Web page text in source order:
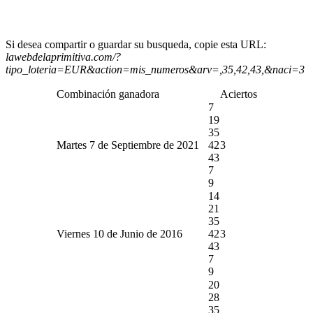
Si desea compartir o guardar su busqueda, copie esta URL:
lawebdelaprimitiva.com/?
tipo_loteria=EUR&action=mis_numeros&arv=,35,42,43,&naci=3
Combinación ganadora Aciertos
Martes 7 de Septiembre de 2021
7
19
35
42
43
7
9
3
Viernes 10 de Junio de 2016
14
21
35
42
43
7
9
3
20
28
35